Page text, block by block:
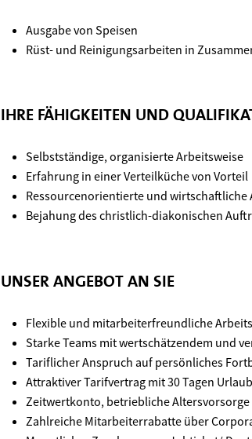
Ausgabe von Speisen
Rüst- und Reinigungsarbeiten in
IHRE FÄHIGKEITEN UND
Selbstständige, organisierte Arbeitsweise
Erfahrung in einer Verteilküche von Vorteil
Ressourcenorientierte und wirtschaftliche
Bejahung des christlich-diakonischen
UNSER ANGEBOT AN SIE
Flexible und mitarbeiterfreundliche
Starke Teams mit wertschätzendem und
Tariflicher Anspruch auf persönliches
Attraktiver Tarifvertrag mit 30 Tagen
Zeitwertkonto, betriebliche
Zahlreiche Mitarbeiterrabatte über